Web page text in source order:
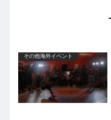
その他海外イベント